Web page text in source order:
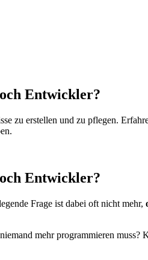
Entwickler?
zu erstellen und zu pflegen.
Entwickler?
Frage ist dabei oft nicht mehr,
mehr programmieren